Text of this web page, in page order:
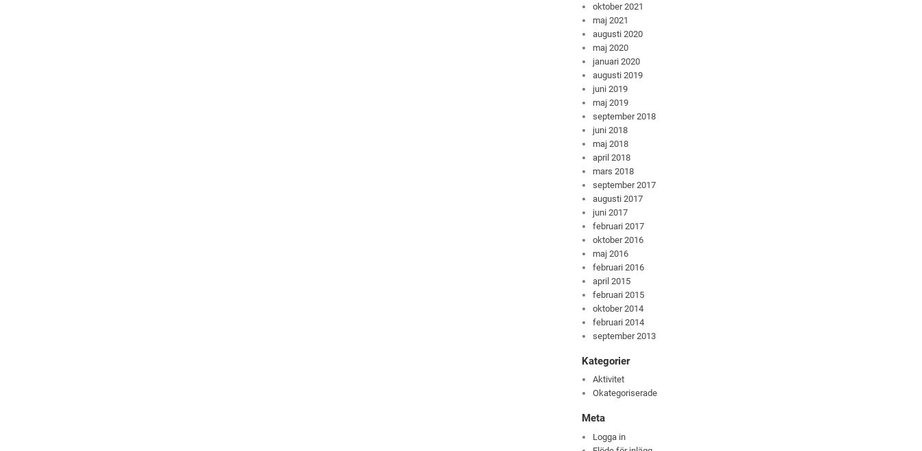
oktober 2021
maj 2021
augusti 2020
maj 2020
januari 2020
augusti 2019
juni 2019
maj 2019
september 2018
juni 2018
maj 2018
april 2018
mars 2018
september 2017
augusti 2017
juni 2017
februari 2017
oktober 2016
maj 2016
februari 2016
april 2015
februari 2015
oktober 2014
februari 2014
september 2013
Kategorier
Aktivitet
Okategoriserade
Meta
Logga in